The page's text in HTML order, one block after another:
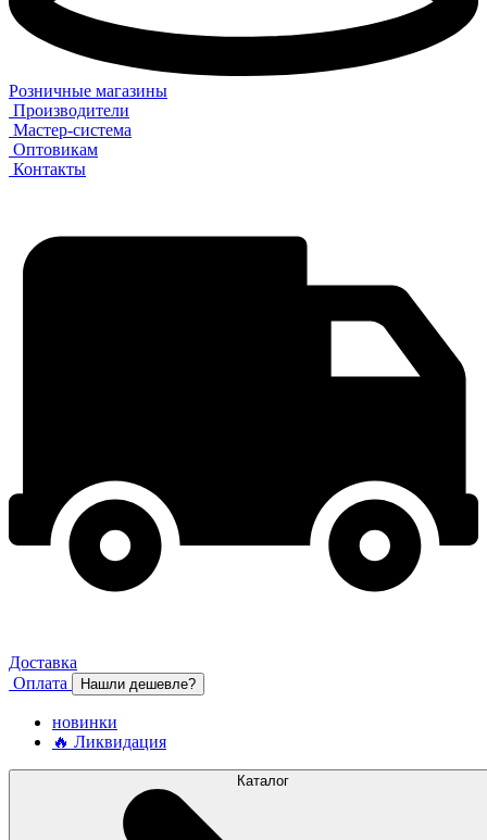
Розничные магазины
Производители
Мастер-система
Оптовикам
Контакты
Доставка
Оплата
Нашли дешевле?
новинки
🔥 Ликвидация
Каталог